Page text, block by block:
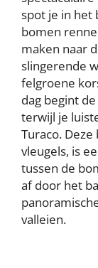
spot je in het
bomen
maken naar
slingerende
felgroene
dag begint
terwijl je
Turaco.
vleugels, is
tussen de
af door het
valleien.